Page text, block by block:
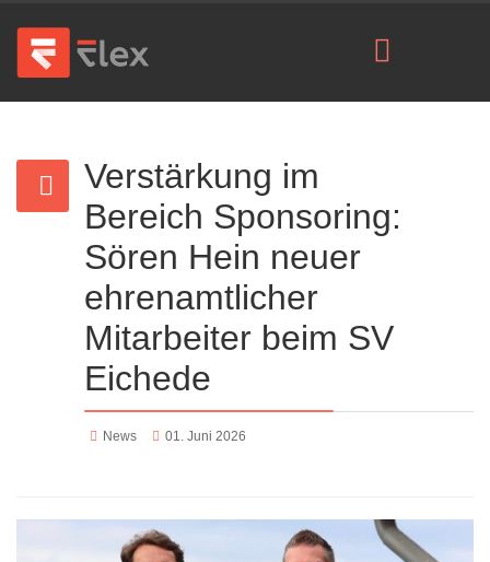
Verstärkung im
Bereich Sponsoring:
Sören Hein neuer
ehrenamtlicher
Mitarbeiter beim SV
Eichede
News 01. Juni 2026